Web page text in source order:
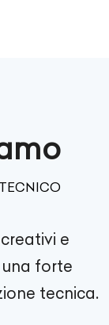
e
forte
tecnica.